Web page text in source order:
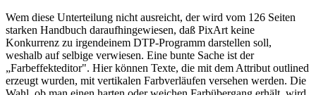
Wem diese Unterteilung nicht ausreicht, der wird vom 126 Seiten
starken Handbuch daraufhingewiesen, daß PixArt keine
Konkurrenz zu irgendeinem DTP-Programm darstellen soll,
weshalb auf selbige verwiesen. Eine bunte Sache ist der
„Farbeffekteditor". Hier können Texte, die mit dem Attribut outlined
erzeugt wurden, mit vertikalen Farbverläufen versehen werden. Die